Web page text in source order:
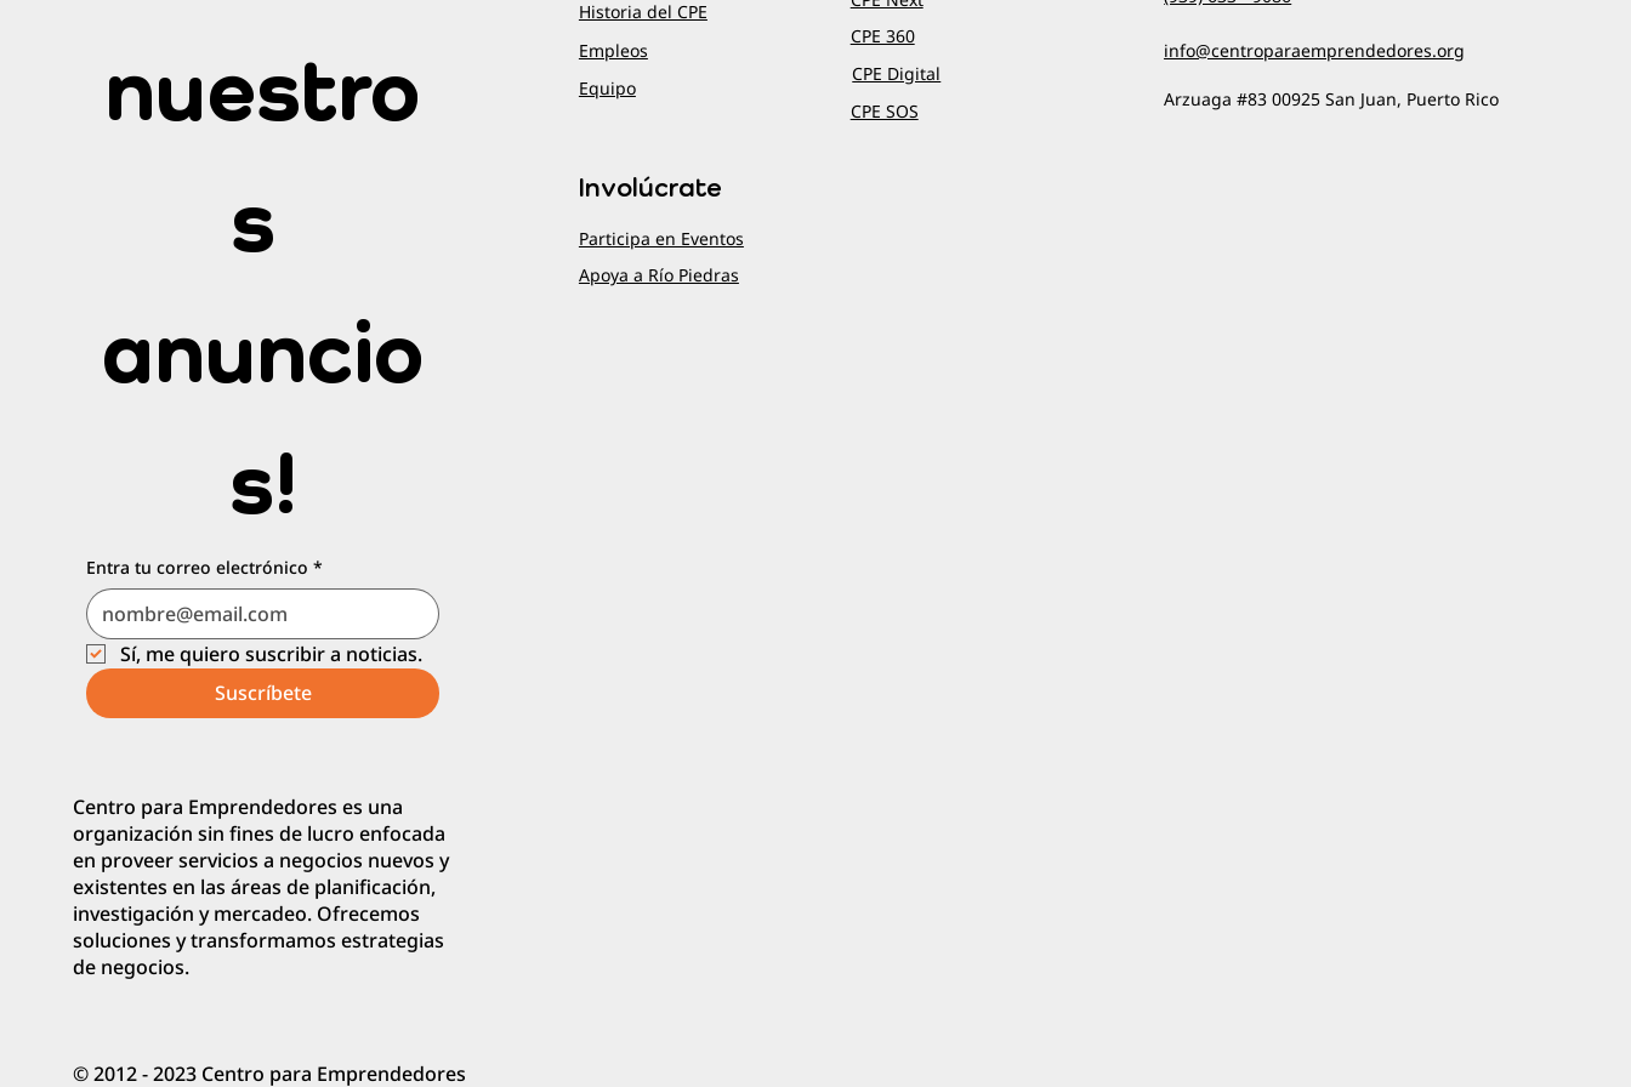
nuestro
s
anuncio
s!
Entra tu correo electrónico *
Sí, me quiero suscribir a noticias.
Suscríbete
Centro para Emprendedores es una
organización sin fines de lucro enfocada
en proveer servicios a negocios nuevos y
existentes en las áreas de planificación,
investigación y mercadeo. Ofrecemos
soluciones y transformamos estrategias
de negocios.
© 2012 - 2023 Centro para Emprendedores
Involúcrate
Participa en Eventos
Apoya a Río Piedras
Arzuaga #83 00925 San Juan, Puerto Rico
info@centroparaemprendedores.org
CPE 360
CPE Digital
CPE SOS
Equipo
Empleos
Historia del CPE